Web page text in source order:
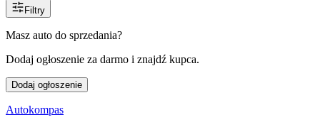
Filtry
Masz auto do sprzedania?
Dodaj ogłoszenie za darmo i znajdź kupca.
Dodaj ogłoszenie
Autokompas